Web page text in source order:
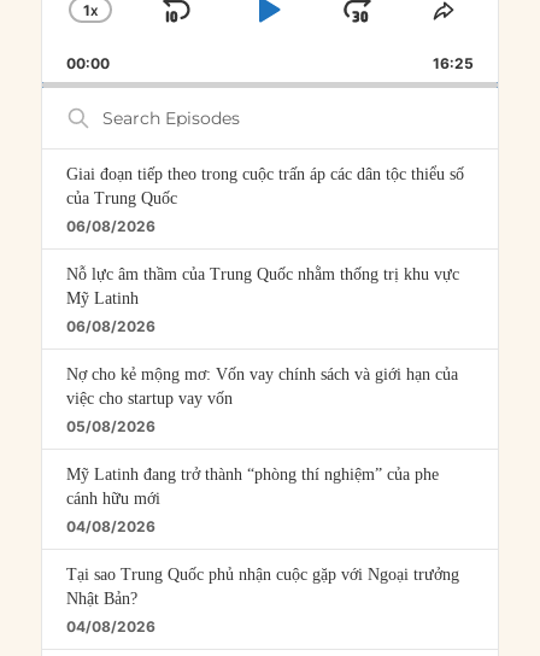
CHANGE
RATE
1X
SKIP
PLAYJUMP
FORWARD
SHARE
00:00 16:25
Search
Episodes
Giai đoạn tiếp theo trong cuộc trấn áp các dân tộc thiểu số
của Trung Quốc
06/08/2026
Nỗ lực âm thầm của Trung Quốc nhằm thống trị khu vực
Mỹ Latinh
06/08/2026
Nợ cho kẻ mộng mơ: Vốn vay chính sách và giới hạn của
việc cho startup vay vốn
05/08/2026
Mỹ Latinh đang trở thành “phòng thí nghiệm” của phe
cánh hữu mới
04/08/2026
Tại sao Trung Quốc phủ nhận cuộc gặp với Ngoại trưởng
Nhật Bản?
04/08/2026